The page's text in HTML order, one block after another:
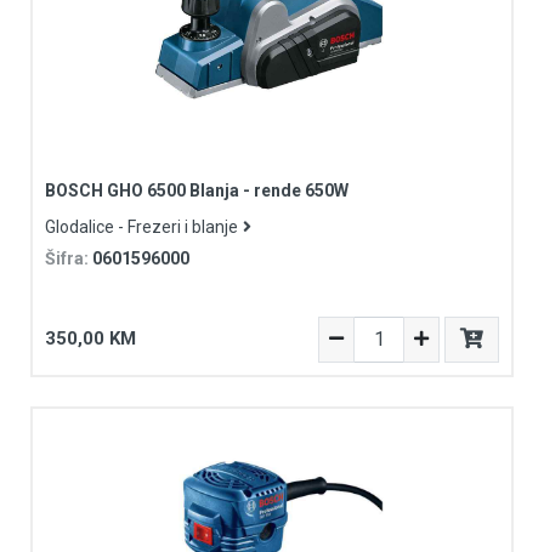
BOSCH GHO 6500 Blanja - rende 650W
Glodalice - Frezeri i blanje
Šifra: 0601596000
350,00 KM